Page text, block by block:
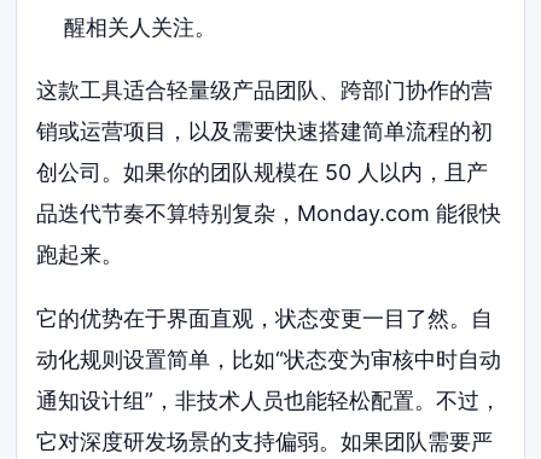
醒相关人关注。
这款工具适合轻量级产品团队、跨部门协作的营
销或运营项目，以及需要快速搭建简单流程的初
创公司。如果你的团队规模在 50 人以内，且产
品迭代节奏不算特别复杂，Monday.com 能很快
跑起来。
它的优势在于界面直观，状态变更一目了然。自
动化规则设置简单，比如“状态变为审核中时自动
通知设计组”，非技术人员也能轻松配置。不过，
它对深度研发场景的支持偏弱。如果团队需要严